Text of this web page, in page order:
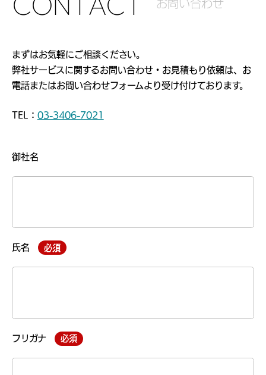
お問 い合わせ
まずはお気軽にご相談ください。
弊社サービスに関するお問い合わせ・お見積もり依頼は、お
電話またはお問い合わせフォームより受け付けております。
TEL： 03-3406-7021
御社名
氏名 必須
フリガナ 必須